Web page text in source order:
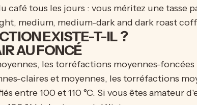
tous les jours : vous méritez une tasse
EXISTE-T-IL ?
AU FONCÉ
les torréfactions moyennes-
claires et moyennes, les torréfactions
entre 100 et 110 °C. Si vous êtes amateur